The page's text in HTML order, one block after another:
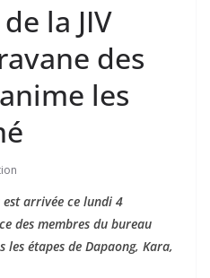
la JIV
des
les
arrivée ce lundi 4
des membres du bureau
les étapes de Dapaong, Kara,